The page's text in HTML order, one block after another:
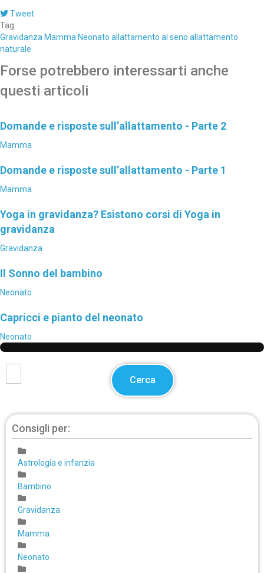
Tweet
Tag:
Gravidanza Mamma Neonato allattamento al seno allattamento
naturale
Forse potrebbero interessarti anche
questi articoli
Domande e risposte sull’allattamento - Parte 2
Mamma
Domande e risposte sull’allattamento - Parte 1
Mamma
Yoga in gravidanza? Esistono corsi di Yoga in
gravidanza
Gravidanza
Il Sonno del bambino
Neonato
Capricci e pianto del neonato
Neonato
Cerca
Consigli per:
Astrologia e infanzia
Bambino
Gravidanza
Mamma
Neonato